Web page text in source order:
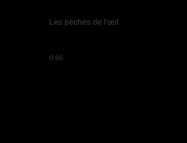
Les péchés de l’œil